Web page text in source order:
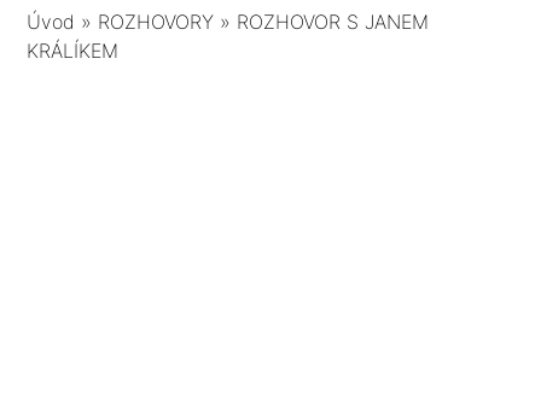
Úvod » ROZHOVORY » ROZHOVOR S JANEM
KRÁLÍKEM